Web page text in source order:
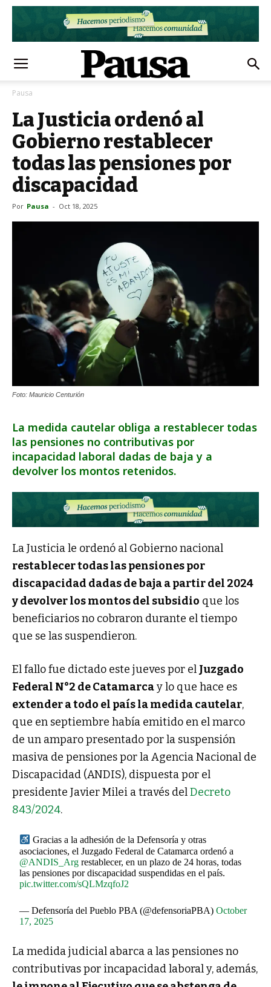
Pausa
La Justicia ordenó al
Gobierno restablecer
todas las pensiones por
discapacidad
Por Pausa - Oct 18, 2025
Foto: Mauricio Centurión
La medida cautelar obliga a restablecer todas
las pensiones no contributivas por
incapacidad laboral dadas de baja y a
devolver los montos retenidos.
La Justicia le ordenó al Gobierno nacional
restablecer todas las pensiones por
discapacidad dadas de baja a partir del 2024
y devolver los montos del subsidio que los
beneficiarios no cobraron durante el tiempo
que se las suspendieron.
El fallo fue dictado este jueves por el Juzgado
Federal N°2 de Catamarcay lo que hace es
extender a todo el país la medida cautelar,
que en septiembre había emitido en el marco
de un amparo presentado por la suspensión
masiva de pensiones por la Agencia Nacional de
Discapacidad (ANDIS), dispuesta por el
presidente Javier Milei a través delDecreto
843/2024.
Gracias a la adhesión de la Defensoría y otras
asociaciones, el Juzgado Federal de Catamarca ordenó a
@ANDIS_Arg restablecer, en un plazo de 24 horas, todas
las pensiones por discapacidad suspendidas en el país.
pic.twitter.com/sQLMzqfoJ2
— Defensoría del Pueblo PBA (@defensoriaPBA)October
17, 2025
La medida judicial abarca a las pensiones no
contributivas por incapacidad laboral y, además,